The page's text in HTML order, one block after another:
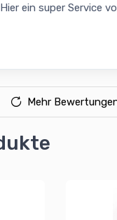
ein super Service
Mehr